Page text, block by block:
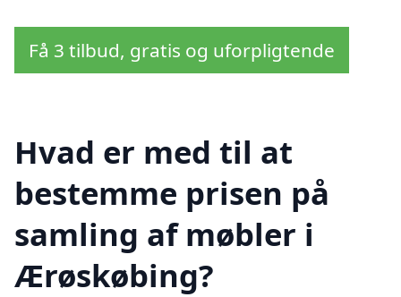
Få 3 tilbud, gratis og uforpligtende
Hvad er med til at
bestemme prisen på
samling af møbler i
Ærøskøbing?